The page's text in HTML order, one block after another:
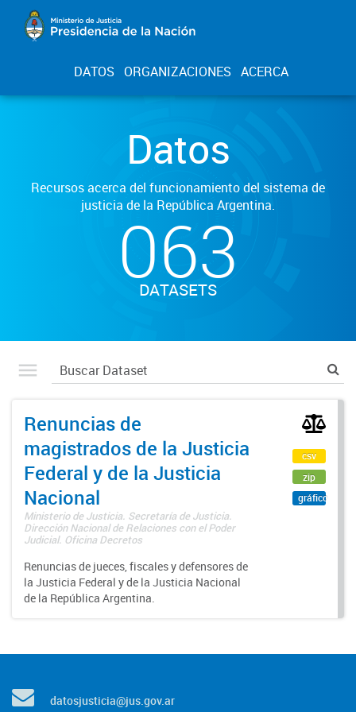
DATOS ORGANIZACIONES ACERCA
Datos
Recursos acerca del funcionamiento del sistema de
justicia de la República Argentina.
063
DATASETS
Renuncias de
magistrados de la Justicia
Federal y de la Justicia
Nacional
Ministerio de Justicia. Secretaría de Justicia.
Dirección Nacional de Relaciones con el Poder
Judicial. Oficina Decretos
Renuncias de jueces, fiscales y defensores de
la Justicia Federal y de la Justicia Nacional
de la República Argentina.
csv
zip
gráfico
datosjusticia@jus.gov.ar